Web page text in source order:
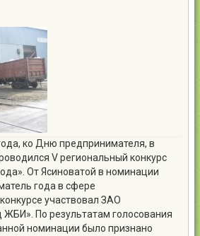
ко Дню предпринимателя, в
V региональный конкурс
От Ясиноватой в номинации
года в сфере
участвовал ЗАО
ЖБИ». По результатам голосования
номинации было признано